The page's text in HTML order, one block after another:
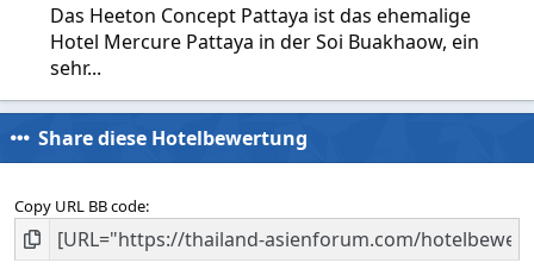
Das Heeton Concept Pattaya ist das ehemalige
Hotel Mercure Pattaya in der Soi Buakhaow, ein
sehr...
Share diese Hotelbewertung
Copy URL BB code